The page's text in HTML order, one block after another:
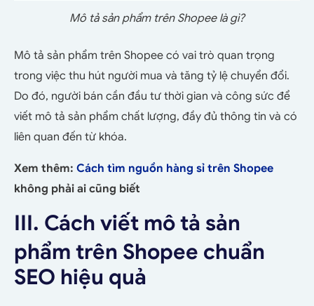
Mô tả sản phẩm trên Shopee là gì?
Mô tả sản phẩm trên Shopee có vai trò quan trọng
trong việc thu hút người mua và tăng tỷ lệ chuyển đổi.
Do đó, người bán cần đầu tư thời gian và công sức để
viết mô tả sản phẩm chất lượng, đầy đủ thông tin và có
liên quan đến từ khóa.
Xem thêm: Cách tìm nguồn hàng sỉ trên Shopee
không phải ai cũng biết
III. Cách viết mô tả sản
phẩm trên Shopee chuẩn
SEO hiệu quả